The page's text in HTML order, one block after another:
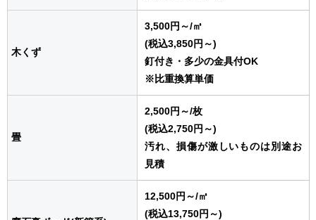
木くず
3,500円～/㎥
(税込3,850円～)
釘付き・多少の金具付OK
※比重換算単価
畳
2,500円～/枚
(税込2,750円～)
汚れ、損傷が激しいものは別途お
見積
12,500円～/㎥
(税込13,750円～)